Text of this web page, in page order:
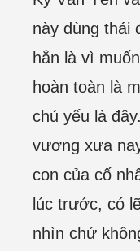
này dùng thái
hắn là vì
hoàn toàn là
chủ yếu là
vương xưa
con của cố
lúc trước, có
nhìn chứ